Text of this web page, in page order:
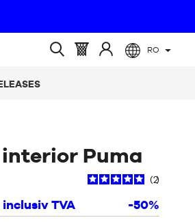
RO
Puma
/
maro
2
inclusiv TVA -50%